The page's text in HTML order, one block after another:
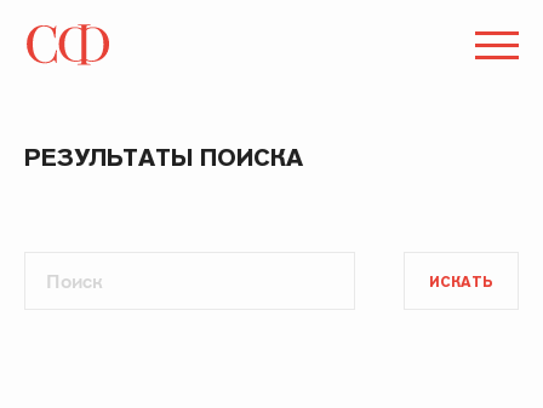
РЕЗУЛЬТАТЫ ПОИСКА
ИСКАТЬ